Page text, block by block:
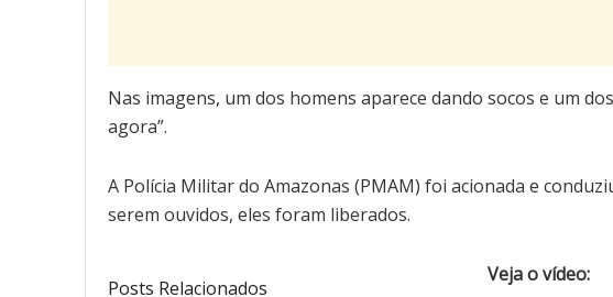
Nas imagens, um dos homens aparece dando socos e um
agora”.
A Polícia Militar do Amazonas (PMAM) foi acionada e
serem ouvidos, eles foram liberados.
Posts Relacionados
Veja o vídeo: